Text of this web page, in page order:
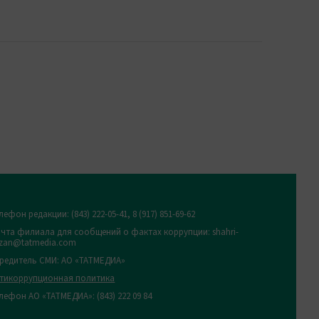
редакции: (843) 222-05-41, 8 (917) 851-69-62
филиала для сообщений о фактах коррупции: shahri-
СМИ: АО «ТАТМЕДИА»
политика
АО «ТАТМЕДИА»: (843) 222 09 84